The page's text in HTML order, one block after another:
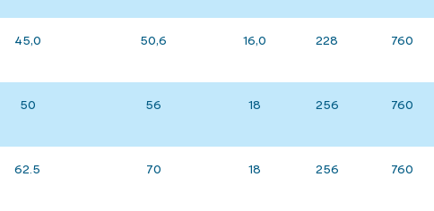
45,0 50,6 16,0 228 760
50 56 18 256 760
62.5 70 18 256 760